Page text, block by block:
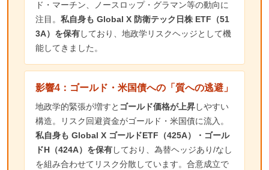
ド・マーチン、ノースロップ・グラマン等の動向に
注目。 私自身も Global X 防衛テック日株 ETF（51
3A）を保有 しており、地政学リスクヘッジとして機
能してきました。
影響4：ゴールド・米国債への「質への逃避」
地政学的緊張が増すと ゴールド価格が上昇 しやすい
構造。リスク回避資金がゴールド・米国債に流入。
私自身も Global X ゴールドETF（425A）・ゴール
ドH（424A）を保有 しており、為替ヘッジあり/なし
を組み合わせてリスク分散しています。合意成立で